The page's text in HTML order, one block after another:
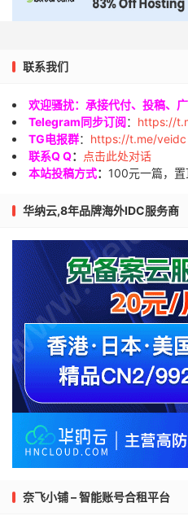
联系我们
欢迎骚扰：承接代付、投稿、广
Telegram同步订阅： https://
TG电报群： https://t.me/veidc
联系Q Q：
点击此处对话
本站投稿方式： 100元一篇，置
华纳云,8年品牌海外IDC服务商
奈飞小铺 – 智能账号合租平台